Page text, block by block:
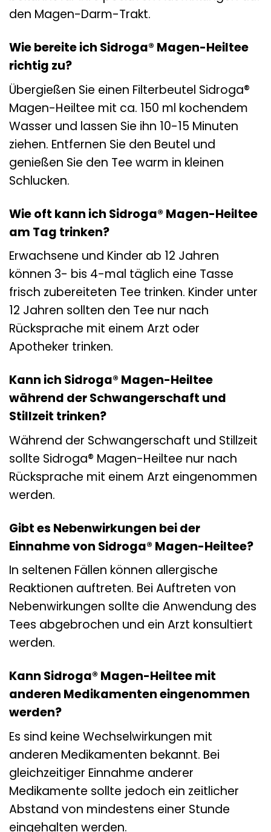
den Magen-Darm-Trakt.
Wie bereite ich Sidroga® Magen-Heiltee
richtig zu?
Übergießen Sie einen Filterbeutel Sidroga®
Magen-Heiltee mit ca. 150 ml kochendem
Wasser und lassen Sie ihn 10-15 Minuten
ziehen. Entfernen Sie den Beutel und
genießen Sie den Tee warm in kleinen
Schlucken.
Wie oft kann ich Sidroga® Magen-Heiltee
am Tag trinken?
Erwachsene und Kinder ab 12 Jahren
können 3- bis 4-mal täglich eine Tasse
frisch zubereiteten Tee trinken. Kinder unter
12 Jahren sollten den Tee nur nach
Rücksprache mit einem Arzt oder
Apotheker trinken.
Kann ich Sidroga® Magen-Heiltee
während der Schwangerschaft und
Stillzeit trinken?
Während der Schwangerschaft und Stillzeit
sollte Sidroga® Magen-Heiltee nur nach
Rücksprache mit einem Arzt eingenommen
werden.
Gibt es Nebenwirkungen bei der
Einnahme von Sidroga® Magen-Heiltee?
In seltenen Fällen können allergische
Reaktionen auftreten. Bei Auftreten von
Nebenwirkungen sollte die Anwendung des
Tees abgebrochen und ein Arzt konsultiert
werden.
Kann Sidroga® Magen-Heiltee mit
anderen Medikamenten eingenommen
werden?
Es sind keine Wechselwirkungen mit
anderen Medikamenten bekannt. Bei
gleichzeitiger Einnahme anderer
Medikamente sollte jedoch ein zeitlicher
Abstand von mindestens einer Stunde
eingehalten werden.